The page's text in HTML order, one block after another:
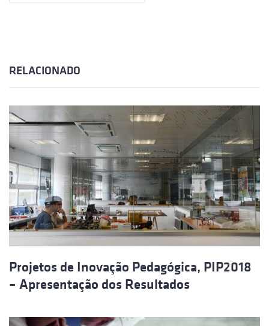
RELACIONADO
Projetos de Inovação Pedagógica, PIP2018
– Apresentação dos Resultados